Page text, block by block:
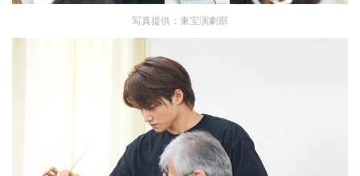
写真提供：東宝演劇部